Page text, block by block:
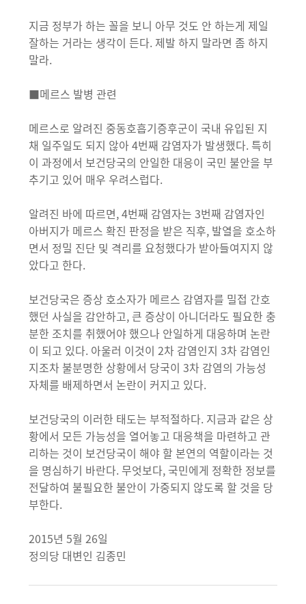
지금 정부가 하는 꼴을 보니 아무 것도 안 하는게 제일
잘하는 거라는 생각이 든다. 제발 하지 말라면 좀 하지
말라.
■메르스 발병 관련
메르스로 알려진 중동호흡기증후군이 국내 유입된 지
채 일주일도 되지 않아 4번째 감염자가 발생했다. 특히
이 과정에서 보건당국의 안일한 대응이 국민 불안을 부
추기고 있어 매우 우려스럽다.
알려진 바에 따르면, 4번째 감염자는 3번째 감염자인
아버지가 메르스 확진 판정을 받은 직후, 발열을 호소하
면서 정밀 진단 및 격리를 요청했다가 받아들여지지 않
았다고 한다.
보건당국은 증상 호소자가 메르스 감염자를 밀접 간호
했던 사실을 감안하고, 큰 증상이 아니더라도 필요한 충
분한 조치를 취했어야 했으나 안일하게 대응하며 논란
이 되고 있다. 아울러 이것이 2차 감염인지 3차 감염인
지조차 불분명한 상황에서 당국이 3차 감염의 가능성
자체를 배제하면서 논란이 커지고 있다.
보건당국의 이러한 태도는 부적절하다. 지금과 같은 상
황에서 모든 가능성을 열어놓고 대응책을 마련하고 관
리하는 것이 보건당국이 해야 할 본연의 역할이라는 것
을 명심하기 바란다. 무엇보다, 국민에게 정확한 정보를
전달하여 불필요한 불안이 가중되지 않도록 할 것을 당
부한다.
2015년 5월 26일
정의당 대변인 김종민